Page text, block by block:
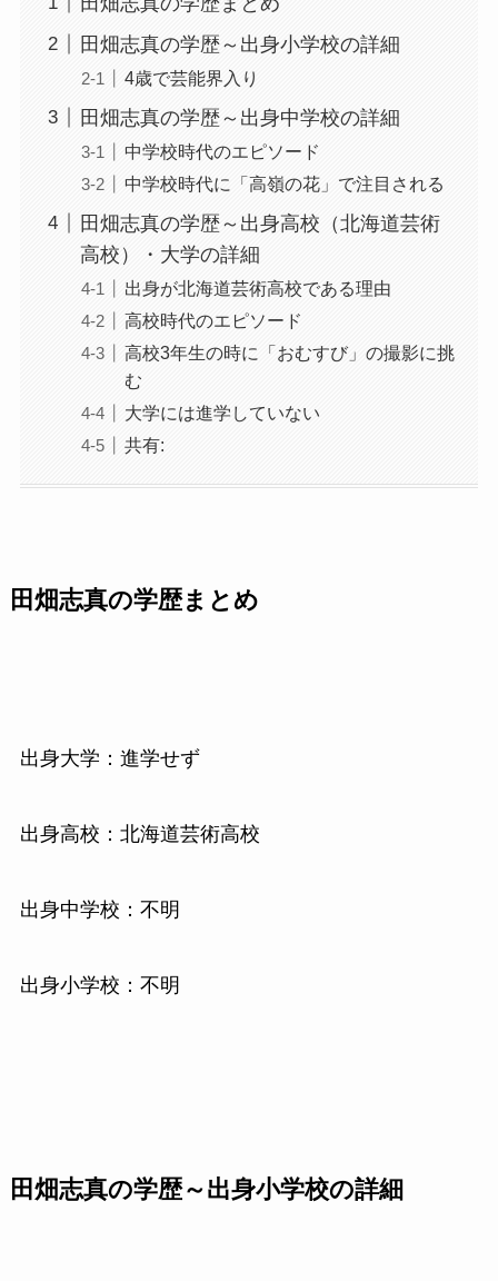
田畑志真の学歴～出身小学校の詳細
4歳で芸能界入り
田畑志真の学歴～出身中学校の詳細
中学校時代のエピソード
中学校時代に「高嶺の花」で注目される
田畑志真の学歴～出身高校（北海道芸術
高校）・大学の詳細
出身が北海道芸術高校である理由
高校時代のエピソード
高校3年生の時に「おむすび」の撮影に挑
む
大学には進学していない
共有:
田畑志真の学歴まとめ
出身大学：進学せず
出身高校：北海道芸術高校
出身中学校：不明
出身小学校：不明
田畑志真の学歴～出身小学校の詳細